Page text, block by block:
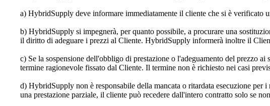
a) HybridSupply deve informare immediatamente il cliente che si è verificato
b) HybridSupply si impegnerà, per quanto possibile, a procurare una
il diritto di adeguare i prezzi al Cliente. HybridSupply informerà inoltre il
c) Se la sospensione dell'obbligo di prestazione o l'adeguamento del prezzo
termine ragionevole fissato dal Cliente. Il termine non è richiesto nei casi
d) HybridSupply non è responsabile della mancata o ritardata esecuzione per
una prestazione parziale, il cliente può recedere dall'intero contratto solo se